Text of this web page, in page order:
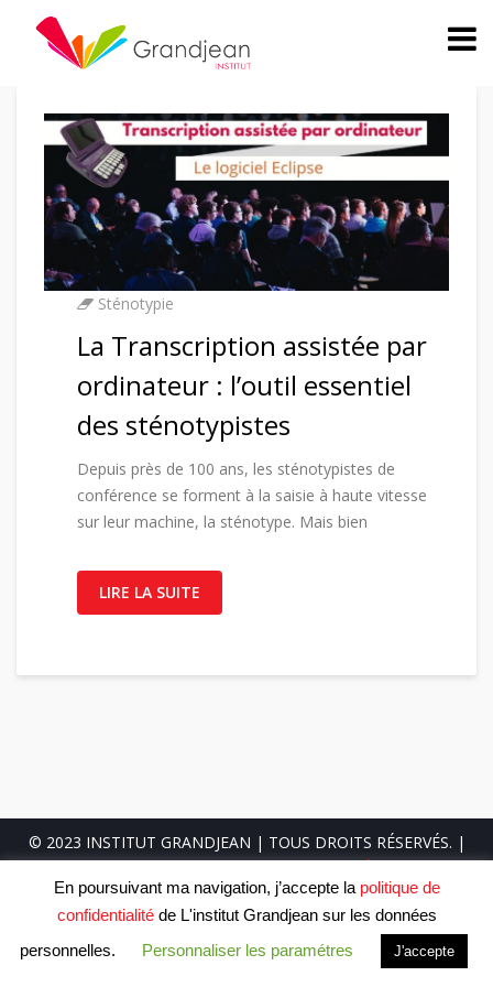
Sténotypie
La Transcription assistée par
ordinateur : l’outil essentiel
des sténotypistes
Depuis près de 100 ans, les sténotypistes de
conférence se forment à la saisie à haute vitesse
sur leur machine, la sténotype. Mais bien
LIRE LA SUITE
© 2023 INSTITUT GRANDJEAN | TOUS DROITS RÉSERVÉS. |
En poursuivant ma navigation, j’accepte la politique de
confidentialitéde L'institut Grandjean sur les données
personnelles.
Personnaliser les paramétres J'accepte